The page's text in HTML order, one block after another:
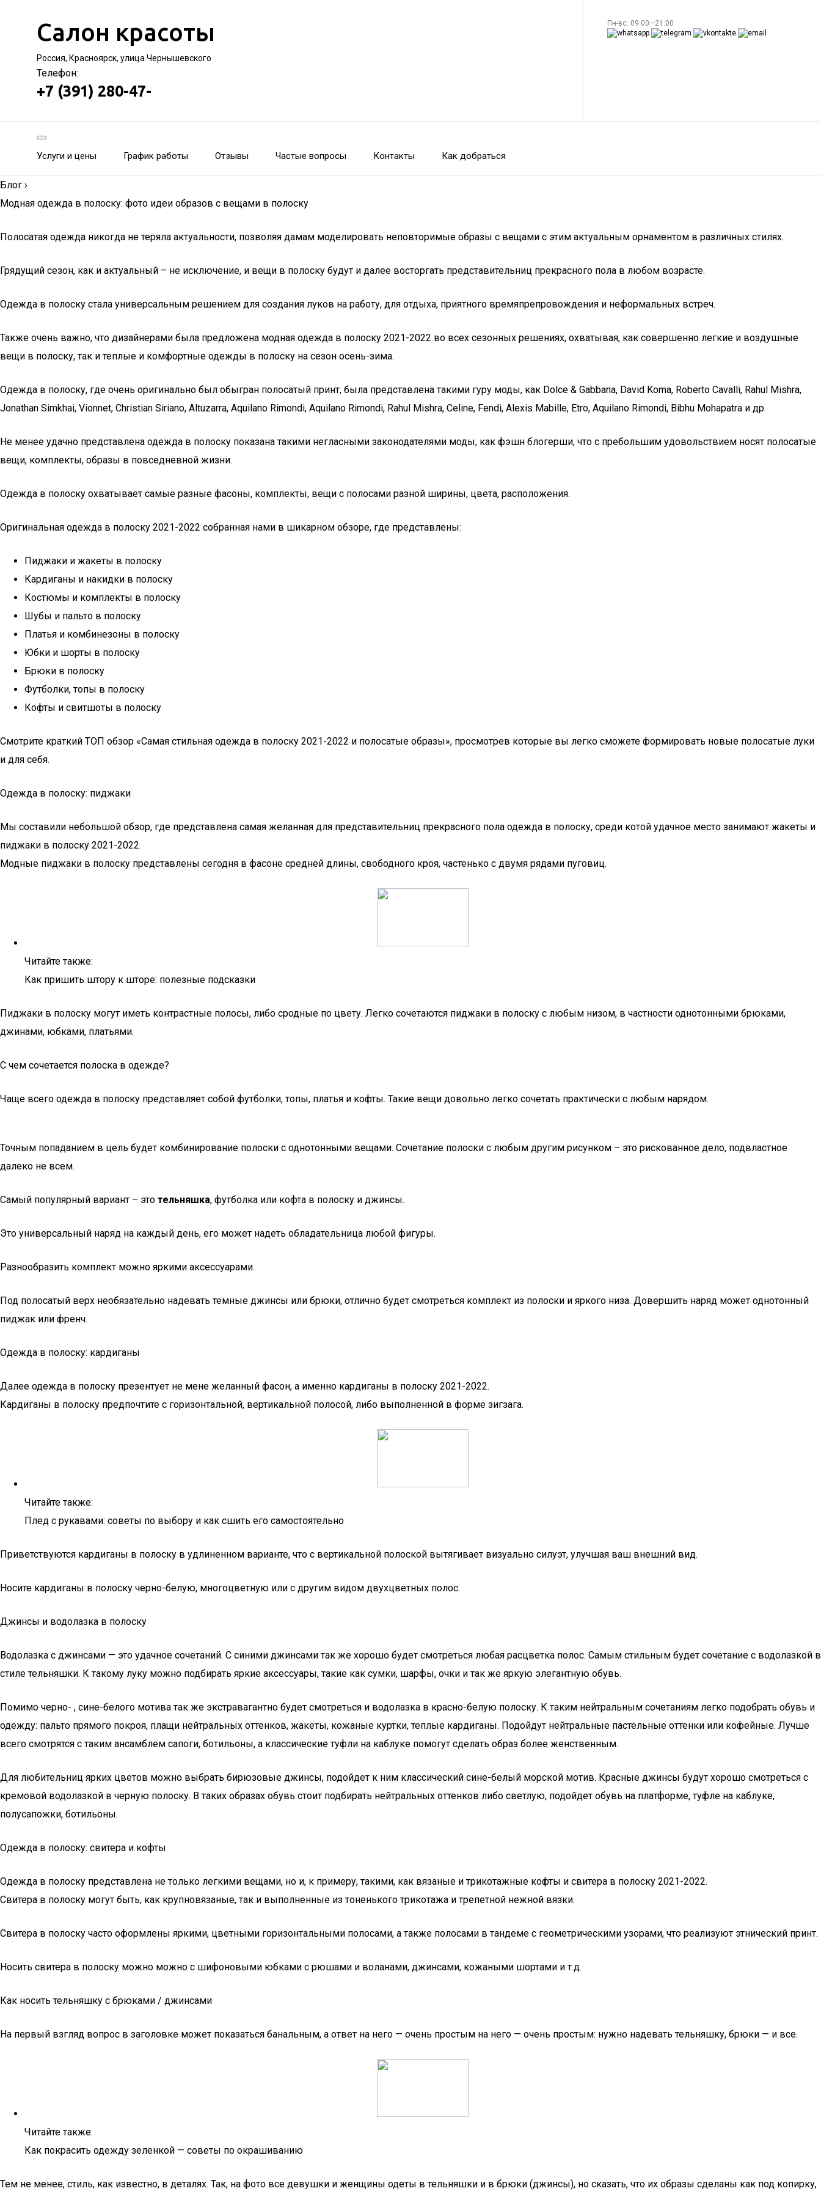
Салон красоты
Россия, Красноярск, улица Чернышевского
Телефон:
+7 (391) 280-47-
Пн-вс: 09:00—21:00
Услуги и цены График работы Отзывы Частые вопросы Контакты Как добраться
Блог ›
Модная одежда в полоску: фото идеи образов с вещами в полоску
Полосатая одежда никогда не теряла актуальности, позволяя дамам моделировать неповторимые образы с вещами с этим актуальным орнаментом в различных стилях.
Грядущий сезон, как и актуальный – не исключение, и вещи в полоску будут и далее восторгать представительниц прекрасного пола в любом возрасте.
Одежда в полоску стала универсальным решением для создания луков на работу, для отдыха, приятного времяпрепровождения и неформальных встреч.
Также очень важно, что дизайнерами была предложена модная одежда в полоску 2021-2022 во всех сезонных решениях, охватывая, как совершенно легкие и воздушные
вещи в полоску, так и теплые и комфортные одежды в полоску на сезон осень-зима.
Одежда в полоску, где очень оригинально был обыгран полосатый принт, была представлена такими гуру моды, как Dolce & Gabbana, David Koma, Roberto Cavalli, Rahul Mishra,
Jonathan Simkhai, Vionnet, Christian Siriano, Altuzarra, Aquilano Rimondi, Aquilano Rimondi, Rahul Mishra, Celine, Fendi, Alexis Mabille, Etro, Aquilano Rimondi, Bibhu Mohapatra и др.
Не менее удачно представлена одежда в полоску показана такими негласными законодателями моды, как фэшн блогерши, что с пребольшим удовольствием носят полосатые
вещи, комплекты, образы в повседневной жизни.
Одежда в полоску охватывает самые разные фасоны, комплекты, вещи с полосами разной ширины, цвета, расположения.
Оригинальная одежда в полоску 2021-2022 собранная нами в шикарном обзоре, где представлены:
Пиджаки и жакеты в полоску
Кардиганы и накидки в полоску
Костюмы и комплекты в полоску
Шубы и пальто в полоску
Платья и комбинезоны в полоску
Юбки и шорты в полоску
Брюки в полоску
Футболки, топы в полоску
Кофты и свитшоты в полоску
Смотрите краткий ТОП обзор «Самая стильная одежда в полоску 2021-2022 и полосатые образы», просмотрев которые вы легко сможете формировать новые полосатые луки
и для себя.
Одежда в полоску: пиджаки
Мы составили небольшой обзор, где представлена самая желанная для представительниц прекрасного пола одежда в полоску, среди котой удачное место занимают жакеты и
пиджаки в полоску 2021-2022.
Модные пиджаки в полоску представлены сегодня в фасоне средней длины, свободного кроя, частенько с двумя рядами пуговиц.
Читайте также:
Как пришить штору к шторе: полезные подсказки
Пиджаки в полоску могут иметь контрастные полосы, либо сродные по цвету. Легко сочетаются пиджаки в полоску с любым низом, в частности однотонными брюками,
джинами, юбками, платьями.
С чем сочетается полоска в одежде?
Чаще всего одежда в полоску представляет собой футболки, топы, платья и кофты. Такие вещи довольно легко сочетать практически с любым нарядом.
Точным попаданием в цель будет комбинирование полоски с однотонными вещами. Сочетание полоски с любым другим рисунком – это рискованное дело, подвластное
далеко не всем.
Самый популярный вариант – это тельняшка, футболка или кофта в полоску и джинсы.
Это универсальный наряд на каждый день, его может надеть обладательница любой фигуры.
Разнообразить комплект можно яркими аксессуарами.
Под полосатый верх необязательно надевать темные джинсы или брюки, отлично будет смотреться комплект из полоски и яркого низа. Довершить наряд может однотонный
пиджак или френч.
Одежда в полоску: кардиганы
Далее одежда в полоску презентует не мене желанный фасон, а именно кардиганы в полоску 2021-2022.
Кардиганы в полоску предпочтите с горизонтальной, вертикальной полосой, либо выполненной в форме зигзага.
Читайте также:
Плед с рукавами: советы по выбору и как сшить его самостоятельно
Приветствуются кардиганы в полоску в удлиненном варианте, что с вертикальной полоской вытягивает визуально силуэт, улучшая ваш внешний вид.
Носите кардиганы в полоску черно-белую, многоцветную или с другим видом двухцветных полос.
Джинсы и водолазка в полоску
Водолазка с джинсами — это удачное сочетаний. С синими джинсами так же хорошо будет смотреться любая расцветка полос. Самым стильным будет сочетание с водолазкой в
стиле тельняшки. К такому луку можно подбирать яркие аксессуары, такие как сумки, шарфы, очки и так же яркую элегантную обувь.
Помимо черно- , сине-белого мотива так же экстравагантно будет смотреться и водолазка в красно-белую полоску. К таким нейтральным сочетаниям легко подобрать обувь и
одежду: пальто прямого покроя, плащи нейтральных оттенков, жакеты, кожаные куртки, теплые кардиганы. Подойдут нейтральные пастельные оттенки или кофейные. Лучше
всего смотрятся с таким ансамблем сапоги, ботильоны, а классические туфли на каблуке помогут сделать образ более женственным.
Для любительниц ярких цветов можно выбрать бирюзовые джинсы, подойдет к ним классический сине-белый морской мотив. Красные джинсы будут хорошо смотреться с
кремовой водолазкой в черную полоску. В таких образах обувь стоит подбирать нейтральных оттенков либо светлую, подойдет обувь на платформе, туфле на каблуке,
полусапожки, ботильоны.
Одежда в полоску: свитера и кофты
Одежда в полоску представлена не только легкими вещами, но и, к примеру, такими, как вязаные и трикотажные кофты и свитера в полоску 2021-2022.
Свитера в полоску могут быть, как крупновязаные, так и выполненные из тоненького трикотажа и трепетной нежной вязки.
Свитера в полоску часто оформлены яркими, цветными горизонтальными полосами, а также полосами в тандеме с геометрическими узорами, что реализуют этнический принт.
Носить свитера в полоску можно можно с шифоновыми юбками с рюшами и воланами, джинсами, кожаными шортами и т.д.
Как носить тельняшку с брюками / джинсами
На первый взгляд вопрос в заголовке может показаться банальным, а ответ на него — очень простым на него — очень простым: нужно надевать тельняшку, брюки — и все.
Читайте также:
Как покрасить одежду зеленкой — советы по окрашиванию
Тем не менее, стиль, как известно, в деталях. Так, на фото все девушки и женщины одеты в тельняшки и в брюки (джинсы), но сказать, что их образы сделаны как под копирку,